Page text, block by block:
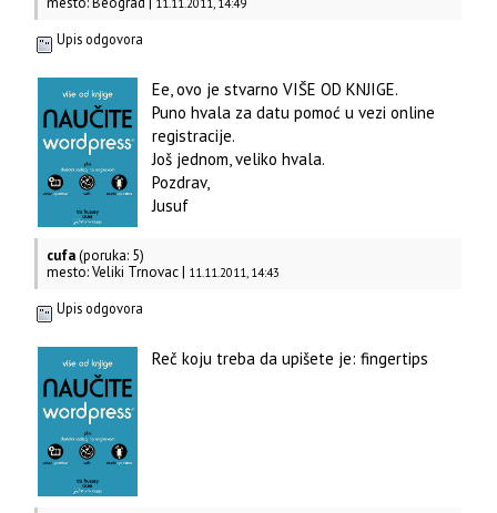
Upis odgovora
Ee, ovo je stvarno VIŠE OD KNJIGE.
Puno hvala za datu pomoć u vezi online
registracije.
Još jednom, veliko hvala.
Pozdrav,
Jusuf
cufa(poruka: 5)
mesto: Veliki Trnovac | 11.11.2011, 14:43
Upis odgovora
Reč koju treba da upišete je: fingertips